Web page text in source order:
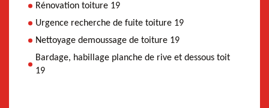
Rénovation toiture 19
Urgence recherche de fuite toiture 19
Nettoyage demoussage de toiture 19
Bardage, habillage planche de rive et dessous toit
19